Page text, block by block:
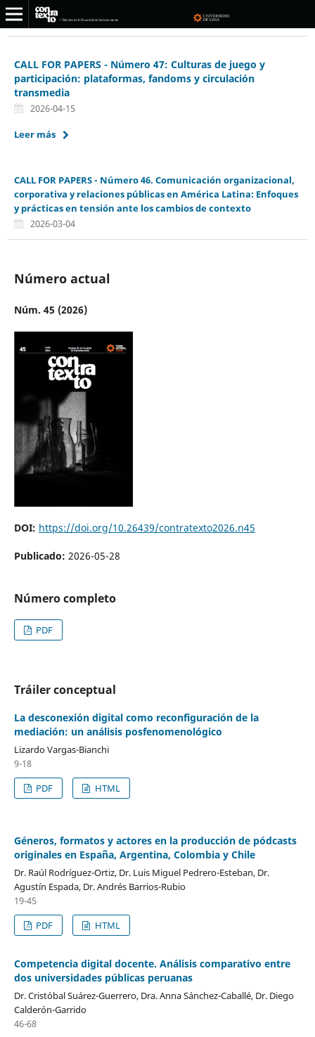
CALL FOR PAPERS - Número 47: Culturas de juego y
participación: plataformas, fandoms y circulación
transmedia
2026-04-15
Leer más
CALL FOR PAPERS - Número 46. Comunicación organizacional,
corporativa y relaciones públicas en América Latina: Enfoques
y prácticas en tensión ante los cambios de contexto
2026-03-04
Número actual
Núm. 45 (2026)
DOI: https://doi.org/10.26439/contratexto2026.n45
Publicado: 2026-05-28
Número completo
PDF
Tráiler conceptual
La desconexión digital como reconfiguración de la
mediación: un análisis posfenomenológico
Lizardo Vargas-Bianchi
9-18
PDF
HTML
Géneros, formatos y actores en la producción de pódcasts
originales en España, Argentina, Colombia y Chile
Dr. Raúl Rodríguez-Ortiz, Dr. Luis Miguel Pedrero-Esteban, Dr.
Agustín Espada, Dr. Andrés Barrios-Rubio
19-45
PDF
HTML
Competencia digital docente. Análisis comparativo entre
dos universidades públicas peruanas
Dr. Cristóbal Suárez-Guerrero, Dra. Anna Sánchez-Caballé, Dr. Diego
Calderón-Garrido
46-68